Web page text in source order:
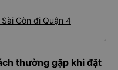
Gòn đi Quận 4
thường gặp khi đặt